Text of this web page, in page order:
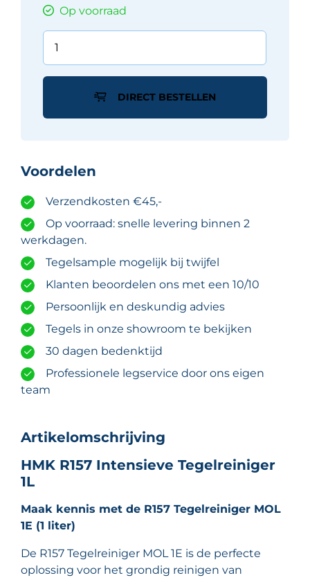
Op voorraad
HMK
R157
aantal
DIRECT BESTELLEN
Artikelomschrijving
HMK R157 Intensieve Tegelreiniger
1L
Maak kennis met de R157 Tegelreiniger MOL
1E (1 liter)
De R157 Tegelreiniger MOL 1E is de perfecte
oplossing voor het grondig reinigen van
Voordelen
Verzendkosten €45,-
Op voorraad: snelle levering binnen 2
werkdagen.
Tegelsample mogelijk bij twijfel
Klanten beoordelen ons met een 10/10
Persoonlijk en deskundig advies
Tegels in onze showroom te bekijken
30 dagen bedenktijd
Professionele legservice door ons eigen
team